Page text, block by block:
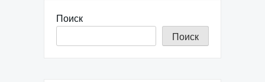
Поиск
Поиск